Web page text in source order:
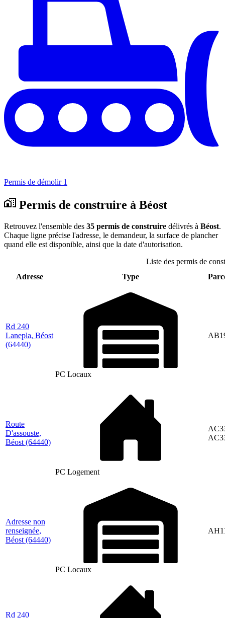
Permis de démolir 1
Permis de construire à Béost
Retrouvez l'ensemble des 35 permis de construire délivrés à Béost.
Chaque ligne précise l'adresse, le demandeur, la surface de plancher
quand elle est disponible, ainsi que la date d'autorisation.
Liste des permis de
Adresse
Type
Rd 240
Lanepla, Béost
(64440)
PC Locaux
Route
D'assouste,
Béost (64440)
PC Logement
Adresse non
renseignée,
Béost (64440)
PC Locaux
Rd 240